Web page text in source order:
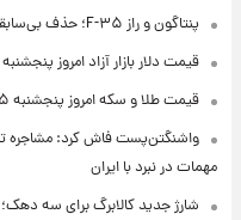
پنتاگون و راز F-۳۵؛ حذف بی‌سابقه گزارش‌های عملکرد جنگنده‌های نسل پنجم
قیمت دلار بازار آزاد امروز پنجشنبه ۱۵ مرداد ۱۴۰۵ +جدول
قیمت طلا و سکه امروز پنجشنبه ۱۵ مرداد ۱۴۰۵
واشنگتن‌پست فاش کرد: مشاجره
مهمات در نبرد با ایران
شارژ جدید کالابرگ برای سه